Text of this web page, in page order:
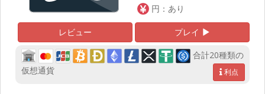
円：あり
レビュー プレイ
合計20種類の
仮想通貨
利点